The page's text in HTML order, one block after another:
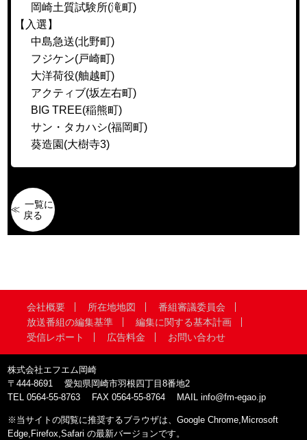
岡崎土質試験所(滝町)
【入選】
中島急送(北野町)
フジケン(戸崎町)
大洋荷役(舳越町)
アクティブ(坂左右町)
BIG TREE(稲熊町)
サン・タカハシ(福岡町)
葵造園(大樹寺3)
一覧に
戻る
会社概要 所在地地図
番組審議委員会
放送番組の編集基準
編集に関する基本計画
受信レポート
広告料金 お問い合わせ
株式会社エフエム岡崎
〒444-8691
愛知県岡崎市羽根四丁目8番地2
TEL0564-55-8763 FAX 0564-55-8764 MAIL info@fm-egao.jp
※当サイトの閲覧に推奨するブラウザは、Google Chrome,Microsoft
Edge,Firefox,Safari の最新バージョンです。